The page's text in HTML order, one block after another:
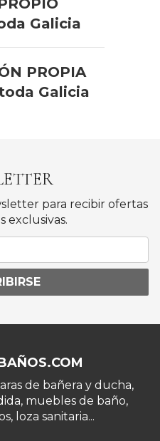
Galicia
PROPIA
Galicia
para recibir ofertas
exclusivas.
de bañera y ducha,
muebles de baño,
loza sanitaria...